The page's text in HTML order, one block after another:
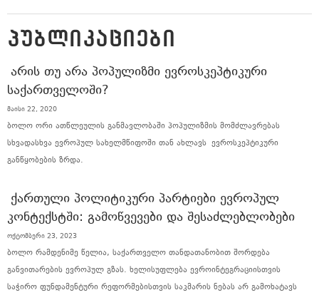
ᲞᲣᲑᲚᲘᲙᲐᲪᲘᲔᲑᲘ
ᲐᲠᲘᲡ ᲗᲣ ᲐᲠᲐ ᲞᲝᲞᲣᲚᲘᲖᲛᲘ ᲔᲕᲠᲝᲡᲙᲔᲞᲢᲘᲙᲣᲠᲘ
ᲡᲐᲥᲐᲠᲗᲕᲔᲚᲝᲨᲘ?
მაისი 22, 2020
ბოლო ორი ათწლეულის განმავლობაში პოპულიზმის მომძლავრებას
სხვადასხვა ევროპულ სახელმწიფოში თან ახლავს ევროსკეპტიკური
განწყობების ზრდა.
ᲥᲐᲠᲗᲣᲚᲘ ᲞᲝᲚᲘᲢᲘᲙᲣᲠᲘ ᲞᲐᲠᲢᲘᲔᲑᲘ ᲔᲕᲠᲝᲞᲣᲚ
ᲙᲝᲜᲢᲔᲥᲡᲢᲨᲘ: ᲒᲐᲛᲝᲬᲕᲔᲕᲔᲑᲘ ᲓᲐ ᲨᲔᲡᲐᲫᲚᲔᲑᲚᲝᲑᲔᲑᲘ
ოქტომბერი 23, 2023
ბოლო რამდენიმე წელია, საქართველო თანდათანობით შორდება
განვითარების ევროპულ გზას. ხელისუფლება ევროინტეგრაციისთვის
საჭირო ფუნდამენტური რეფორმებისთვის საკმარის ნებას არ გამოხატავს